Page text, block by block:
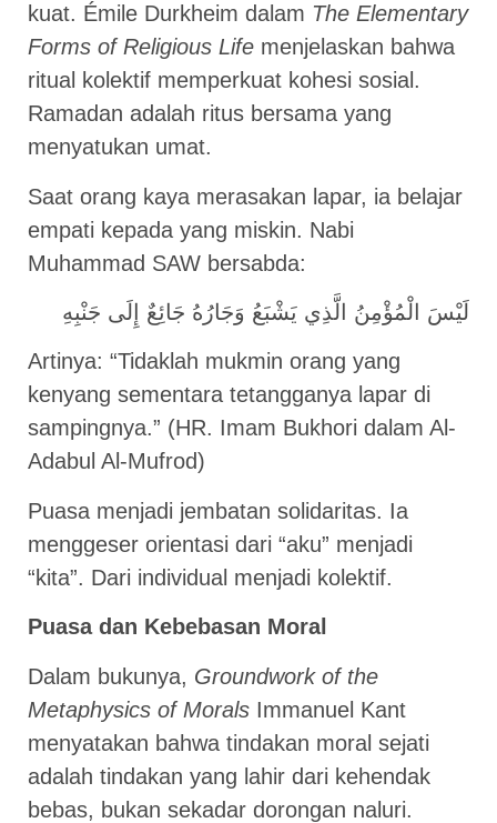
kuat. Émile Durkheim dalam The Elementary
Forms of Religious Life menjelaskan bahwa
ritual kolektif memperkuat kohesi sosial.
Ramadan adalah ritus bersama yang
menyatukan umat.
Saat orang kaya merasakan lapar, ia belajar
empati kepada yang miskin. Nabi
Muhammad SAW bersabda:
لَيْسَ الْمُؤْمِنُ الَّذِي يَشْبَعُ وَجَارُهُ جَائِعٌ إِلَى جَنْبِهِ
Artinya: “Tidaklah mukmin orang yang
kenyang sementara tetangganya lapar di
sampingnya.” (HR. Imam Bukhori dalam Al-
Adabul Al-Mufrod)
Puasa menjadi jembatan solidaritas. Ia
menggeser orientasi dari “aku” menjadi
“kita”. Dari individual menjadi kolektif.
Puasa dan Kebebasan Moral
Dalam bukunya, Groundwork of the
Metaphysics of Morals Immanuel Kant
menyatakan bahwa tindakan moral sejati
adalah tindakan yang lahir dari kehendak
bebas, bukan sekadar dorongan naluri.